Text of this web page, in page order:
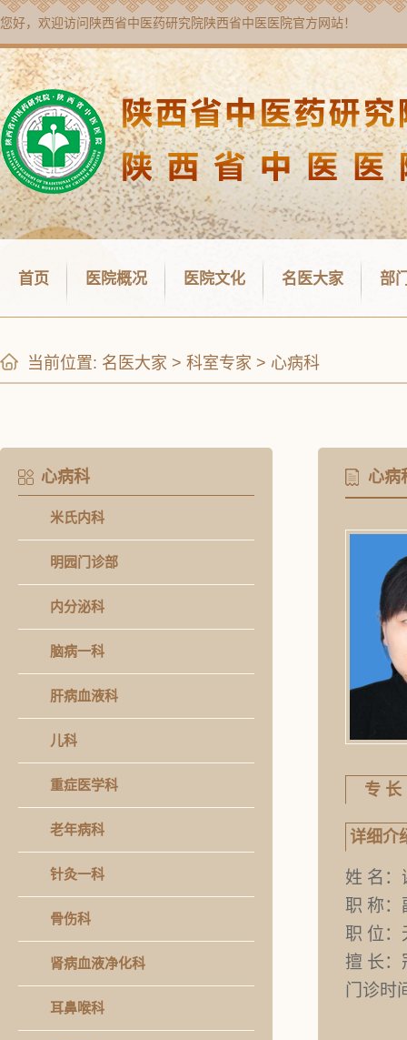
您好，欢迎访问 陕西省中医药研究院陕西省中医医院官方网站！
首页 医院概况 医院文化 名医大家 部
当前位置: 名医大家 > 科室专家 > 心病科
心病科
米氏内科
明园门诊部
内分泌科
脑病一科
肝病血液科
儿科
重症医学科
老年病科
针灸一科
骨伤科
肾病血液净化科
耳鼻喉科
心病
专 长
详细介
姓 名：
职 称：
职 位：
擅 长：
门诊时